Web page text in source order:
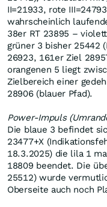
II=21933, rote
wahrscheinlich
38er RT 23895 –
grüner 3 bisher 25442
26923, 161er Ziel
orangenen 5 liegt
Zielbereich einer
28906 (blauer Pfad).
Power-Impuls
Die blaue 3 befindet
23477+X
18.3.2025) die lila 1
18809 beendet. Die
25512) wurde
Oberseite auch noch